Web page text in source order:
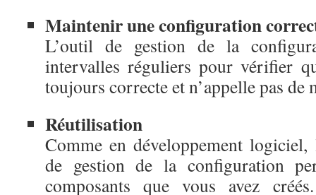
Maintenir une configuration
L’outil de gestion de la
intervalles réguliers pour vérifier
toujours correcte et n’appelle pas de
Réutilisation
Comme en développement
de gestion de la configuration
composants que vous avez